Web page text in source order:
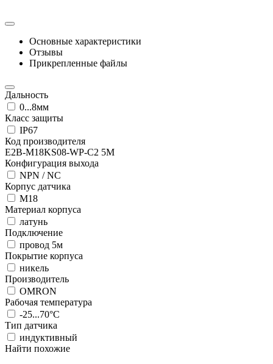
Основные характеристики
Отзывы
Прикрепленные файлы
Дальность
0...8мм
Класс защиты
IP67
Код производителя
E2B-M18KS08-WP-C2 5M
Конфигурация выхода
NPN / NC
Корпус датчика
М18
Материал корпуса
латунь
Подключение
провод 5м
Покрытие корпуса
никель
Производитель
OMRON
Рабочая температура
-25...70°C
Тип датчика
индуктивный
Найти похожие